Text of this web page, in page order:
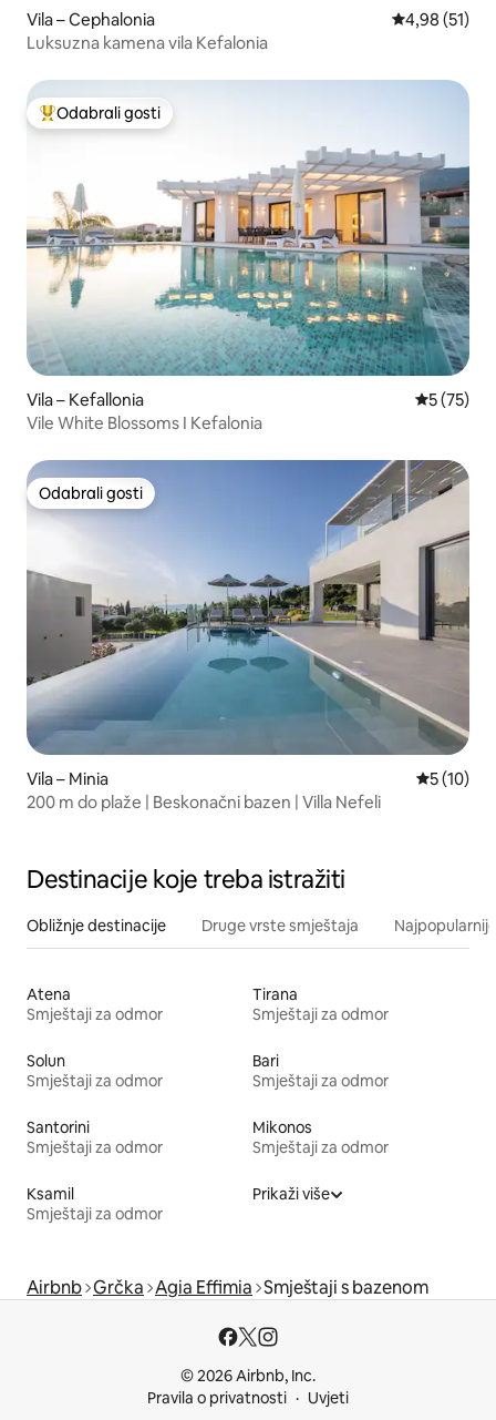
Vila – Cephalonia Prosječna
4,98 (51)
Luksuzna kamena vila Kefalonia
Među najviše rangiranima s oznakom „Odabrali gosti”
Odabrali gosti
Vila – Kefallonia Prosječna
5 (75)
Vile White Blossoms I Kefalonia
Odabrali gosti
Odabrali gosti
Vila – Minia Prosječna
5 (10)
200 m do plaže | Beskonačni bazen | Villa Nefeli
Destinacije koje treba istražiti
Obližnje destinacije Druge vrste smještaja
Atena
Smještaji za odmor
Tirana
Smještaji za odmor
Solun
Smještaji za odmor
Bari
Smještaji za odmor
Santorini
Smještaji za odmor
Mikonos
Smještaji za odmor
Ksamil
Smještaji za odmor
Prikaži više
Airbnb Grčka Agia Effimia Smještaji s bazenom
© 2026 Airbnb, Inc.
Pravila o privatnosti
Uvjeti